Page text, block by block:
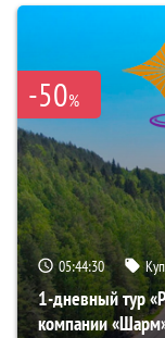
-50%
05:44:29
1-дневный тур
компании